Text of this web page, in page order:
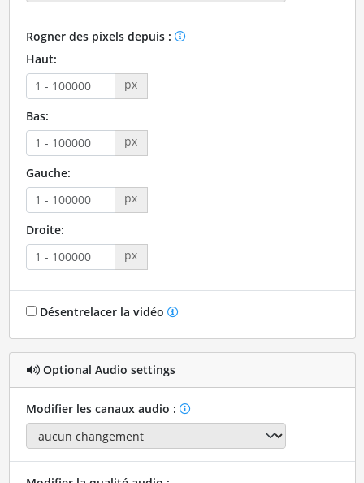
Rogner des pixels depuis :
Haut:
px
Bas:
px
Gauche:
px
Droite:
px
Désentrelacer la vidéo
Optional Audio settings
Modifier les canaux audio :